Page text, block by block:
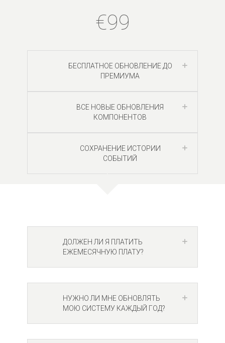
€99
БЕСПЛАТНОЕ ОБНОВЛЕНИЕ ДО
ПРЕМИУМА
ВСЕ НОВЫЕ ОБНОВЛЕНИЯ
КОМПОНЕНТОВ
СОХРАНЕНИЕ ИСТОРИИ
СОБЫТИЙ
ДОЛЖЕН ЛИ Я ПЛАТИТЬ
ЕЖЕМЕСЯЧНУЮ ПЛАТУ?
НУЖНО ЛИ МНЕ ОБНОВЛЯТЬ
МОЮ СИСТЕМУ КАЖДЫЙ ГОД?